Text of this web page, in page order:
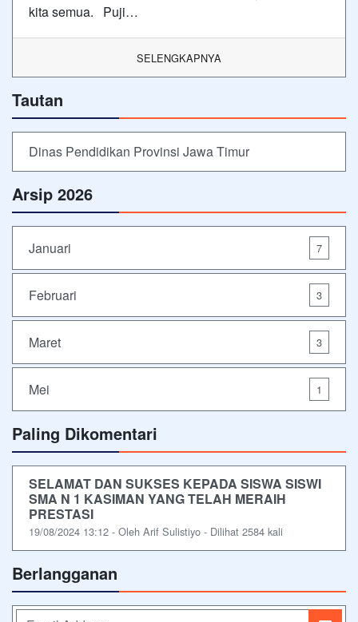
kita semua. Puji…
SELENGKAPNYA
Tautan
Dinas Pendidikan Provinsi Jawa Timur
Arsip 2026
Januari 7
Februari 3
Maret 3
Mei 1
Paling Dikomentari
SELAMAT DAN SUKSES KEPADA SISWA SISWI
SMA N 1 KASIMAN YANG TELAH MERAIH
PRESTASI
19/08/2024 13:12 - Oleh Arif Sulistiyo - Dilihat 2584 kali
Berlangganan